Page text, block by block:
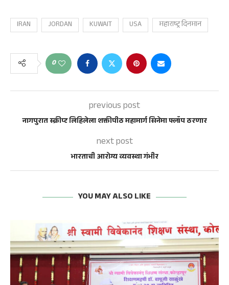
IRAN JORDAN KUWAIT USA महाराष्ट्र दिनमान
0
previous post
नागपुरात स्क्रीप्ट लिहिलेला शक्तीपीठ महामार्ग सिनेमा फ्लॉप ठरणार
next post
भारताची आरोग्य व्यवस्था गंभीर
YOU MAY ALSO LIKE